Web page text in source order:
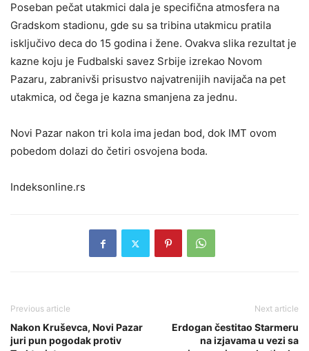
Poseban pečat utakmici dala je specifična atmosfera na
Gradskom stadionu, gde su sa tribina utakmicu pratila
isključivo deca do 15 godina i žene. Ovakva slika rezultat je
kazne koju je Fudbalski savez Srbije izrekao Novom
Pazaru, zabranivši prisustvo najvatrenijih navijača na pet
utakmica, od čega je kazna smanjena za jednu.
Novi Pazar nakon tri kola ima jedan bod, dok IMT ovom
pobedom dolazi do četiri osvojena boda.
Indeksonline.rs
Previous article
Nakon Kruševca, Novi Pazar
juri pun pogodak protiv
Next article
Erdogan čestitao Starmeru
na izjavama u vezi sa